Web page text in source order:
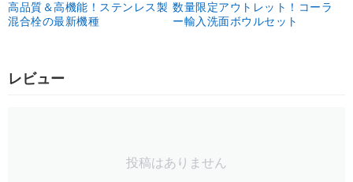
高品質＆高機能！ステンレス製
混合栓の最新機種
数量限定アウトレット！コーラ
ー輸入洗面ボウルセット
レビュー
投稿はありません